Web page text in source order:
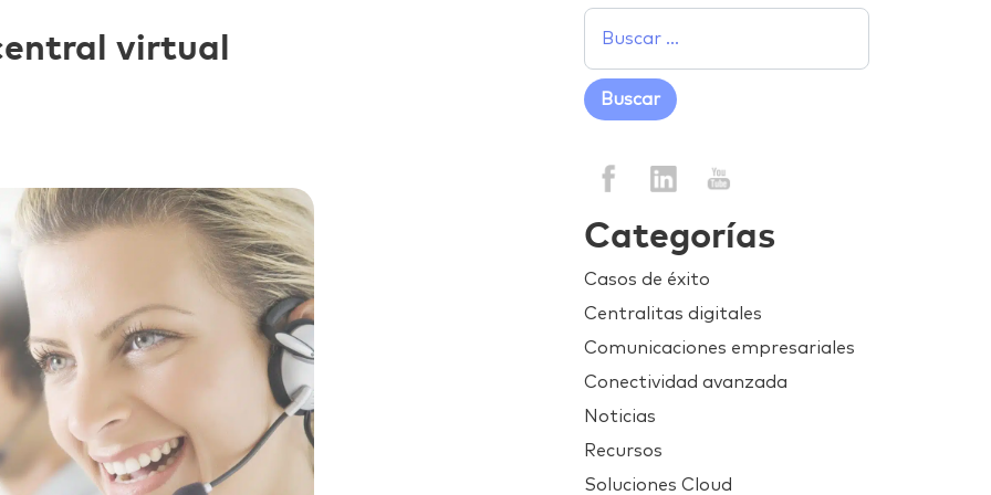
virtual
Categorías
Casos de éxito
Centralitas digitales
Comunicaciones empresariales
Conectividad avanzada
Noticias
Recursos
Soluciones Cloud